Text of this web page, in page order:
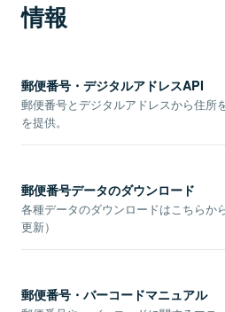
情報
郵便番号・デジタルアドレスAPI
郵便番号とデジタルアドレスから住所
を提供。
郵便番号データのダウンロード
各種データのダウンロードはこちらか
更新）
郵便番号・バーコードマニュアル